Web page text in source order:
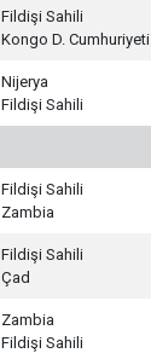
Fildişi Sahili
Kongo D. Cumhuriyeti
Nijerya
Fildişi Sahili
Fildişi Sahili
Zambia
Fildişi Sahili
Çad
Zambia
Fildişi Sahili